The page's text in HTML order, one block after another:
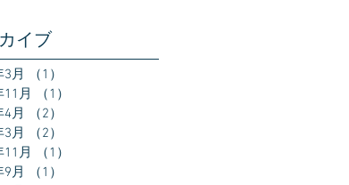
イブ
3月 （1）
11月
（1）
4月
（2）
3月
（2）
11月
（1）
9月
（1）